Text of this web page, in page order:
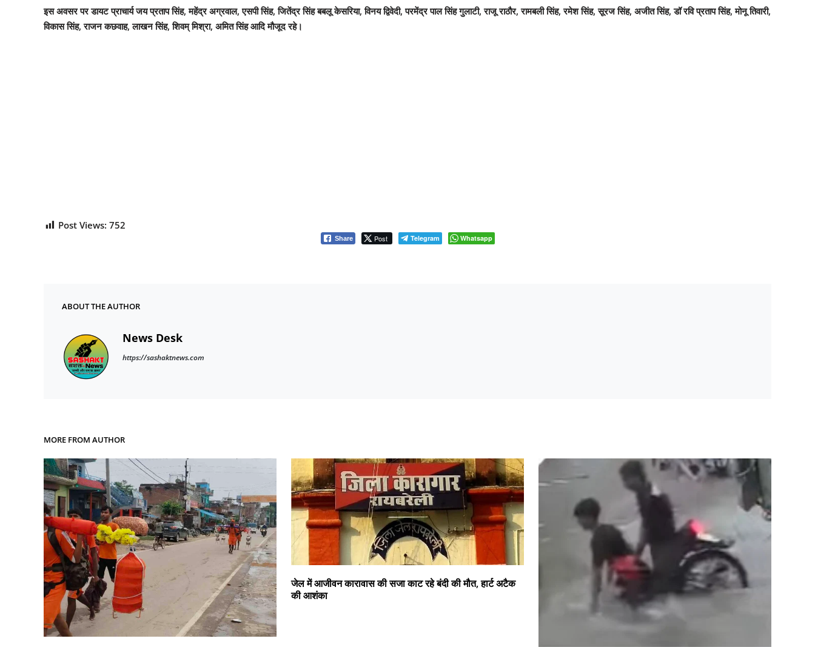
इस अवसर पर डायट प्राचार्य जय प्रताप सिंह, महेंद्र अग्रवाल, एसपी सिंह, जितेंद्र सिंह बबलू केसरिया, विनय द्विवेदी, परमेंद्र पाल सिंह गुलाटी, राजू राठौर, रामबली सिंह, रमेश सिंह, सूरज सिंह, अजीत सिंह, डॉ रवि प्रताप सिंह, मोनू तिवारी,
विकास सिंह, राजन कछवाह, लाखन सिंह, शिवम् मिश्रा, अमित सिंह आदि मौजूद रहे।
Post Views: 752
Share Post Telegram Whatsapp
ABOUT THE AUTHOR
News Desk
https://sashaktnews.com
MORE FROM AUTHOR
जेल में आजीवन कारावास की सजा काट रहे बंदी की मौत, हार्ट अटैक
की आशंका